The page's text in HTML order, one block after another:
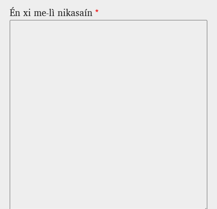
Én xi me‑lì nikasaín